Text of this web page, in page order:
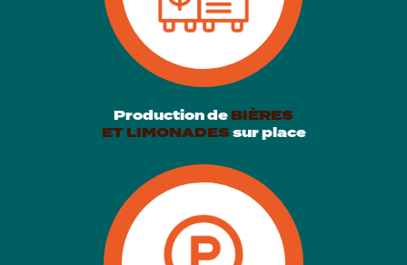
Production de BIÈRES
ET LIMONADESsur place